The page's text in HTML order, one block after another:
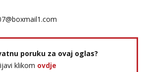
poruku za ovaj oglas?
klikom ovdje